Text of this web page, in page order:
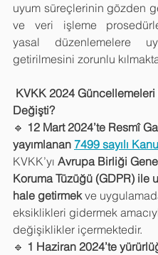
uyum süreçlerinin gözden
ve veri işleme
yasal düzenlemelere
getirilmesini zorunlu
KVKK 2024
Değişti?
🔹 12 Mart 2024’te Resmî
yayımlanan 7499 sayılı
KVKK’yı Avrupa Birliği
Koruma Tüzüğü (GDPR) ile
hale getirmek ve
eksiklikleri gidermek
değişiklikler içermektedir.
🔹 1 Haziran 2024’te